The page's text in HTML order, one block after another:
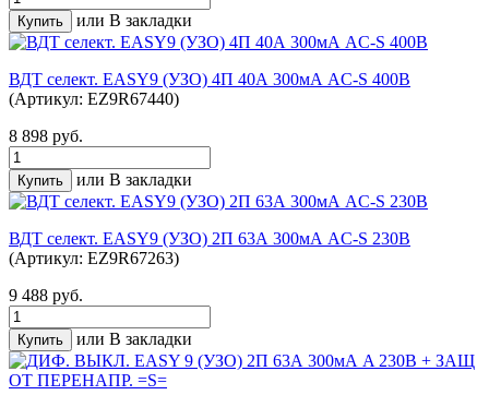
или В закладки
ВДТ селект. EASY9 (УЗО) 4П 40А 300мА AC-S 400В
(Артикул: EZ9R67440)
8 898 руб.
или В закладки
ВДТ селект. EASY9 (УЗО) 2П 63А 300мА AC-S 230В
(Артикул: EZ9R67263)
9 488 руб.
или В закладки